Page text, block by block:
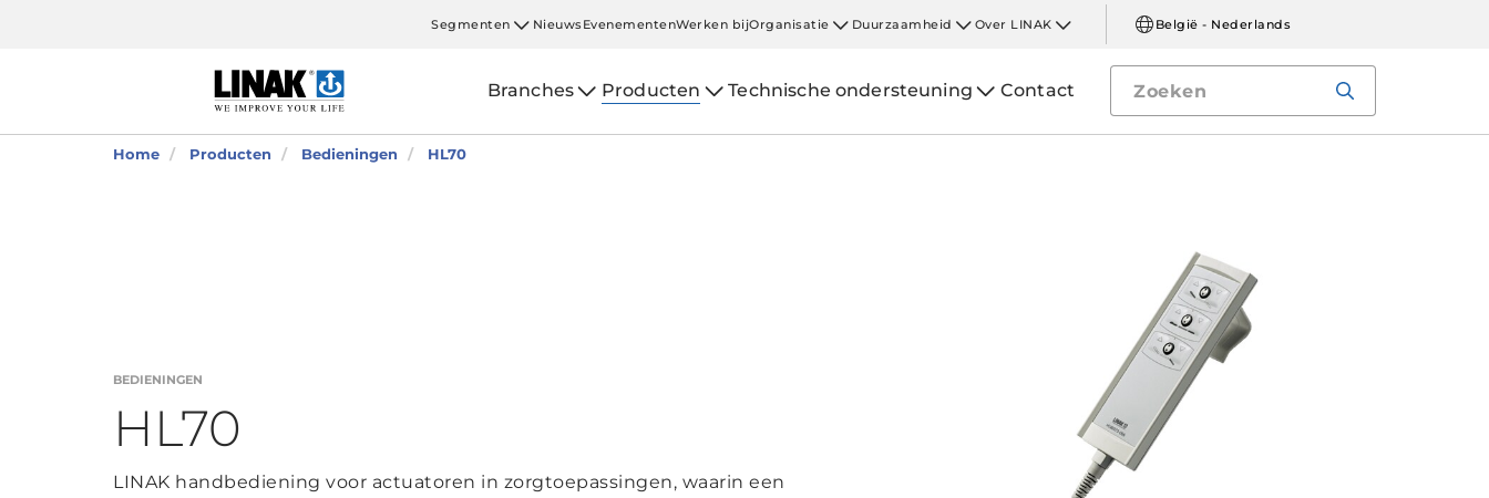
Segmenten NieuwsEvenementenWerken bijOrganisatie Duurzaamheid Over LINAK België - Nederlands
Branches Producten Technische ondersteuning Contact
Home Producten Bedieningen HL70
BEDIENINGEN
HL70
LINAK handbediening voor actuatoren in zorgtoepassingen, waarin een